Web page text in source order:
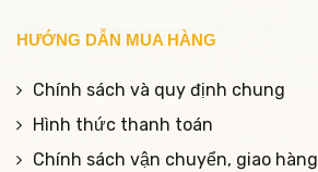
HƯỚNG DẪN MUA HÀNG
Chính sách và quy định chung
Hình thức thanh toán
Chính sách vận chuyển, giao hàng